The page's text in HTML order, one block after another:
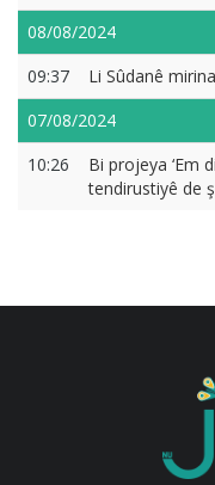
08/08/2024
09:37
Li Sûdanê
07/08/2024
10:26
Bi projeya ‘Em
tendirustiyê de